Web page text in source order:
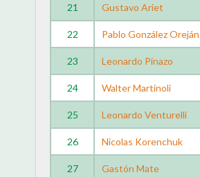
21 Gustavo Ariet
22 Pablo González Oreján
23 Leonardo Pinazo
24 Walter Martinoli
25 Leonardo Venturelli
26 Nicolas Korenchuk
27 Gastón Mate